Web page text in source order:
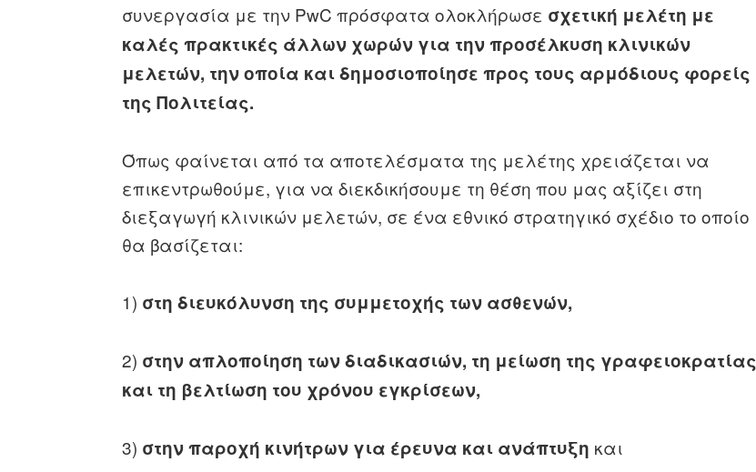
συνεργασία με την PwC πρόσφατα ολοκλήρωσε σχετική μελέτη με
καλές πρακτικές άλλων χωρών για την προσέλκυση κλινικών
μελετών, την οποία και δημοσιοποίησε προς τους αρμόδιους φορείς
της Πολιτείας.
Όπως φαίνεται από τα αποτελέσματα της μελέτης χρειάζεται να
επικεντρωθούμε, για να διεκδικήσουμε τη θέση που μας αξίζει στη
διεξαγωγή κλινικών μελετών, σε ένα εθνικό στρατηγικό σχέδιο το οποίο
θα βασίζεται:
1) στη διευκόλυνση της συμμετοχής των ασθενών,
2) στην απλοποίηση των διαδικασιών, τη μείωση της γραφειοκρατίας
και τη βελτίωση του χρόνου εγκρίσεων,
3) στην παροχή κινήτρων για έρευνα και ανάπτυξη και